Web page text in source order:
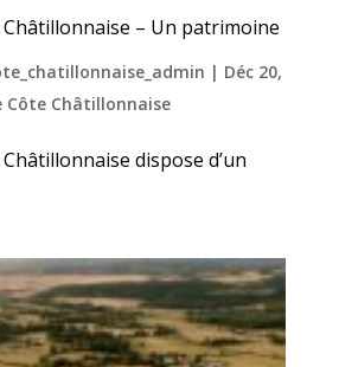
Châtillonnaise – Un patrimoine
| Déc 20,
Côte Châtillonnaise
dispose d’un